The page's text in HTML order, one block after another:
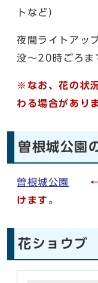
トなど）
夜間ライトアッ
没～20時ごろま
※なお、花の状
わる場合があり
曽根城公園
曽根城公園
けます。
花ショウブ